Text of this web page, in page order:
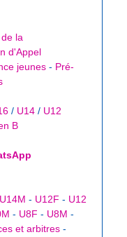
la
d'Appel
jeunes - Pré-
/ U14 / U12
B
U14M - U12F - U12
- U8F - U8M -
et arbitres -